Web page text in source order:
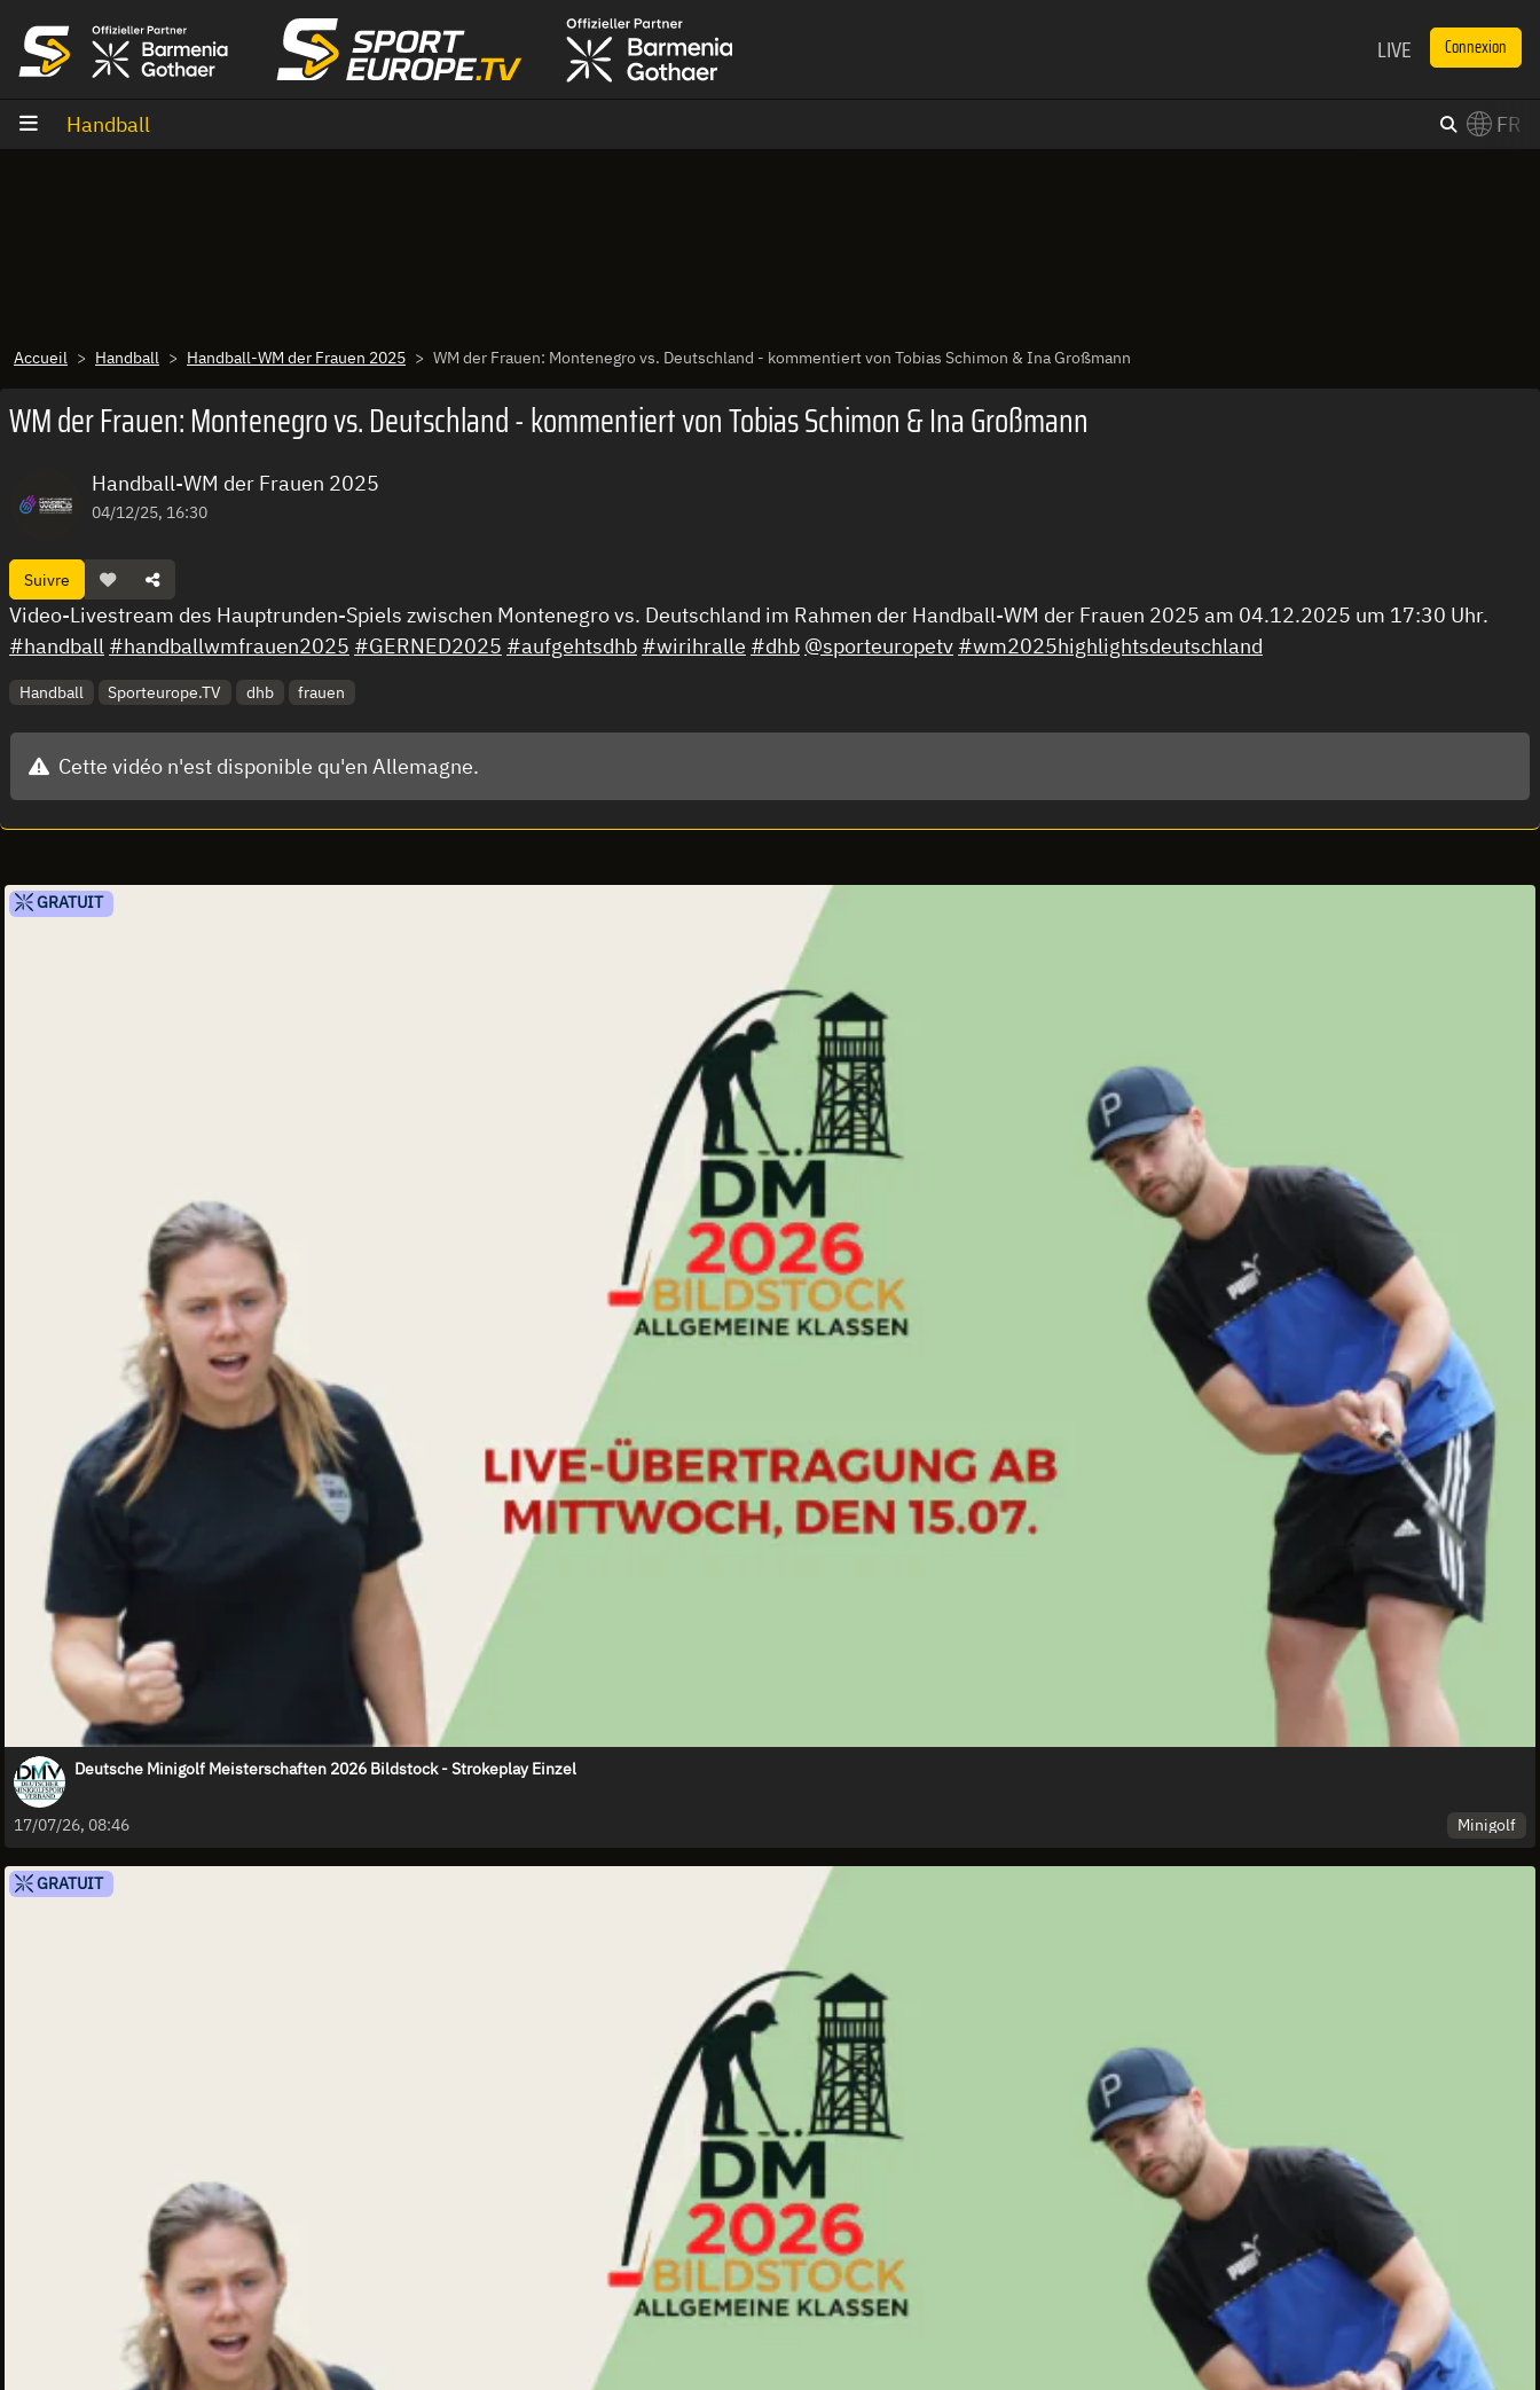
LIVE Connexion
Handball FR
Accueil Handball Handball-WM der Frauen 2025 WM der Frauen: Montenegro vs. Deutschland - kommentiert von Tobias Schimon & Ina Großmann
WM der Frauen: Montenegro vs. Deutschland - kommentiert von Tobias Schimon & Ina Großmann
Handball-WM der Frauen 2025
04/12/25, 16:30
Suivre
Video-Livestream des Hauptrunden-Spiels zwischen Montenegro vs. Deutschland im Rahmen der Handball-WM der Frauen 2025 am 04.12.2025 um 17:30 Uhr.
#handball #handballwmfrauen2025 #GERNED2025 #aufgehtsdhb #wirihralle #dhb @sporteuropetv #wm2025highlightsdeutschland
Handball Sporteurope.TV dhb frauen
Cette vidéo n'est disponible qu'en Allemagne.
GRATUIT
Deutsche Minigolf Meisterschaften 2026 Bildstock - Strokeplay Einzel
17/07/26, 08:46 Minigolf
GRATUIT